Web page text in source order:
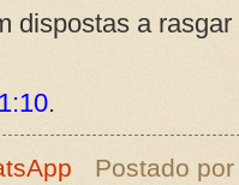
dispostas a
.
Postado